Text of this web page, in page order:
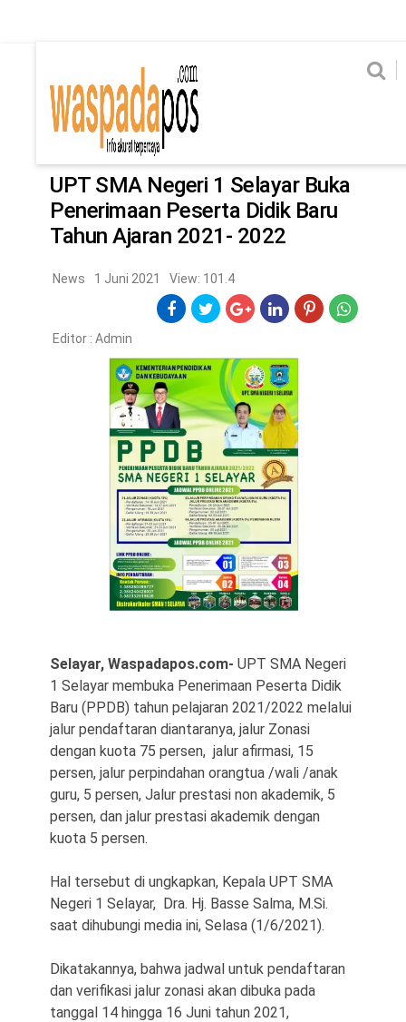
Home News
Ekonomi Hukum & Kriminal
Politik Metro
Hiburan Pendidikan
Edukasi Tekno
Home News Ekonomi Hukum & Kriminal
News
UPT SMA Negeri 1 Selayar Buka
Penerimaan Peserta Didik Baru
Tahun Ajaran 2021- 2022
News 1 Juni 2021 View: 101.4
Editor : Admin
Selayar, Waspadapos.com- UPT SMA Negeri
1 Selayar membuka Penerimaan Peserta Didik
Baru (PPDB) tahun pelajaran 2021/2022 melalui
jalur pendaftaran diantaranya, jalur Zonasi
dengan kuota 75 persen, jalur afirmasi, 15
persen, jalur perpindahan orangtua /wali /anak
guru, 5 persen, Jalur prestasi non akademik, 5
persen, dan jalur prestasi akademik dengan
kuota 5 persen.
Hal tersebut di ungkapkan, Kepala UPT SMA
Negeri 1 Selayar, Dra. Hj. Basse Salma, M.Si.
saat dihubungi media ini, Selasa (1/6/2021).
Dikatakannya, bahwa jadwal untuk pendaftaran
dan verifikasi jalur zonasi akan dibuka pada
tanggal 14 hingga 16 Juni tahun 2021,